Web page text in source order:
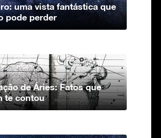
uma vista fantástica que
pode perder
de Áries: Fatos que
te contou